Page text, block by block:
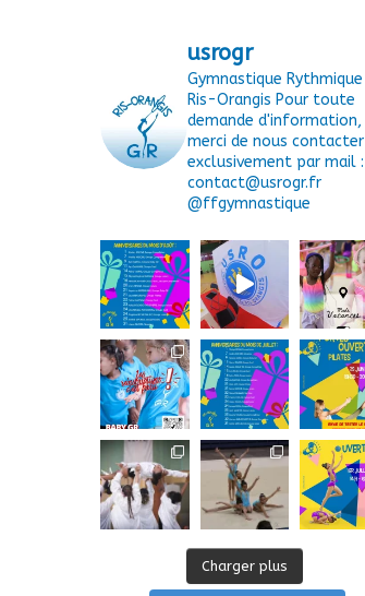
usrogr
Gymnastique Rythmique
Ris-Orangis Pour toute
demande d'information,
merci de nous contacter
exclusivement par mail :
contact@usrogr.fr
@ffgymnastique
Charger plus